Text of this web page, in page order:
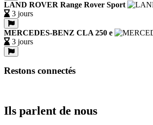
LAND ROVER Range Rover Sport
3 jours
MERCEDES-BENZ CLA 250 e
3 jours
Restons connectés
Ils parlent de nous